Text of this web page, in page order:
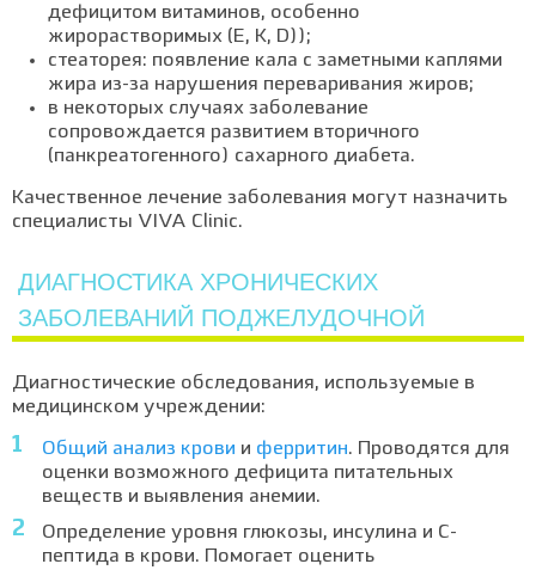
дефицитом витаминов, особенно
жирорастворимых (E, K, D));
стеаторея: появление кала с заметными каплями
жира из-за нарушения переваривания жиров;
в некоторых случаях заболевание
сопровождается развитием вторичного
(панкреатогенного) сахарного диабета.
Качественное лечение заболевания могут назначить
специалисты VIVA Clinic.
ДИАГНОСТИКА ХРОНИЧЕСКИХ
ЗАБОЛЕВАНИЙ ПОДЖЕЛУДОЧНОЙ
Диагностические обследования, используемые в
медицинском учреждении:
Общий анализ крови и ферритин. Проводятся для
оценки возможного дефицита питательных
веществ и выявления анемии.
Определение уровня глюкозы, инсулина и С-
пептида в крови. Помогает оценить